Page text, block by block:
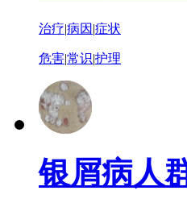
治疗|病因 |症状
危害|常识|护理
银屑病人